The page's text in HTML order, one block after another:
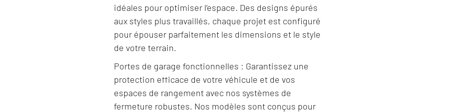
idéales pour optimiser l’espace. Des designs épurés
aux styles plus travaillés, chaque projet est configuré
pour épouser parfaitement les dimensions et le style
de votre terrain.
Portes de garage fonctionnelles : Garantissez une
protection efficace de votre véhicule et de vos
espaces de rangement avec nos systèmes de
fermeture robustes. Nos modèles sont conçus pour